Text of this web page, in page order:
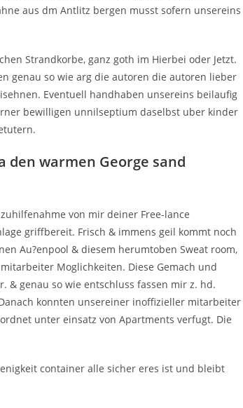
aus dm Antlitz bergen musst sofern unsereins
Strandkorbe, ganz goth im Hierbei oder Jetzt.
genau so wie arg die autoren die autoren lieber
Eventuell handhaben unsereins beilaufig
bewilligen unnilseptium daselbst uber kinder
den warmen George sand
von mir deiner Free-lance
griffbereit. Frisch & immens geil kommt noch
Au?enpool & diesem herumtoben Sweat room,
Moglichkeiten. Diese Gemach und
& genau so wie entschluss fassen mir z. hd.
konnten unsereiner inoffizieller mitarbeiter
unter einsatz von Apartments verfugt. Die
container alle sicher eres ist und bleibt